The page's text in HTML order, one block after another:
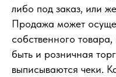
либо под заказ, или
Продажа может
собственного
быть и розничная
выписываются чеки.